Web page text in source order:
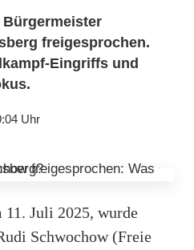
Bürgermeister
freigesprochen.
Eingriffs und
Uhr
11. Juli 2025, wurde
Schwochow (Freie